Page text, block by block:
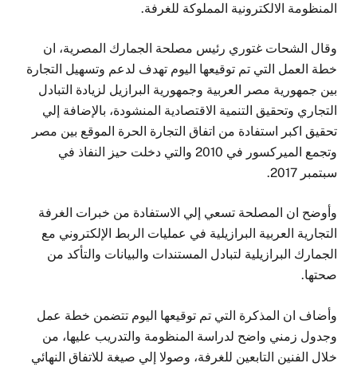
المنظومة الالكترونية المملوكة للغرفة.
وقال الشحات غتوري رئيس مصلحة الجمارك المصرية، ان
خطة العمل التي تم توقيعها اليوم تهدف لدعم وتسهيل التجارة
بين جمهورية مصر العربية وجمهورية البرازيل لزيادة التبادل
التجاري وتحقيق التنمية الاقتصادية المنشودة، بالإضافة إلي
تحقيق اكبر استفادة من اتفاق التجارة الحرة الموقع بين مصر
وتجمع الميركسور في 2010 والتي دخلت حيز النفاذ في
سبتمبر 2017.
وأوضح ان المصلحة تسعي إلي الاستفادة من خبرات الغرفة
التجارية العربية البرازيلية في عمليات الربط الإلكتروني مع
الجمارك البرازيلية لتبادل المستندات والبيانات والتأكد من
صحتها.
وأضاف ان المذكرة التي تم توقيعها اليوم تتضمن خطة عمل
وجدول زمني واضح لدراسة المنظومة والتدريب عليها، من
خلال الفنين التابعين للغرفة، وصولا إلي صيغة للاتفاق النهائي